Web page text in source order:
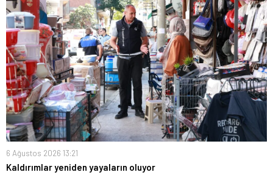
6 Ağustos 2026 13:21
Kaldırımlar yeniden yayaların oluyor